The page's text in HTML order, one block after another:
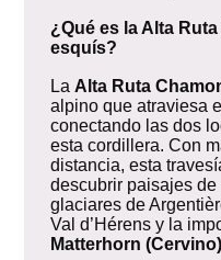
¿Qué es la Alta
esquís?
La Alta Ruta
alpino que atraviesa
conectando las dos
esta cordillera. Con
distancia, esta
descubrir paisajes
glaciares de
Val d’Hérens y la
Matterhorn (Cervino)